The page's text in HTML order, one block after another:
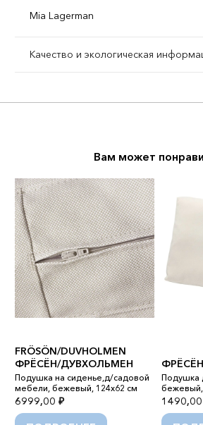
Mia Lagerman
Качество и экологическая
Вам может
FRÖSÖN/DUVHOLMEN
ФРЁСЁН/ДУВХОЛЬМЕН
Подушка на сиденье,д/садовой
мебели, бежевый, 124x62 см
6999,00 ₽
Подушка
бежевый,
1490,00